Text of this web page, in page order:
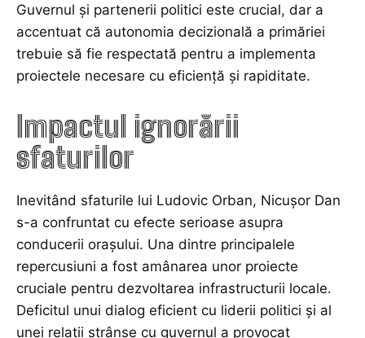
Guvernul și partenerii politici este crucial, dar a
accentuat că autonomia decizională a primăriei
trebuie să fie respectată pentru a implementa
proiectele necesare cu eficiență și rapiditate.
Impactul ignorării
sfaturilor
Inevitând sfaturile lui Ludovic Orban, Nicușor Dan
s-a confruntat cu efecte serioase asupra
conducerii orașului. Una dintre principalele
repercusiuni a fost amânarea unor proiecte
cruciale pentru dezvoltarea infrastructurii locale.
Deficitul unui dialog eficient cu liderii politici și al
unei relații strânse cu guvernul a provocat